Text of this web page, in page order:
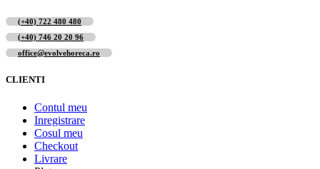
(+40) 722 480 480
(+40) 746 20 20 96
office@evolvehoreca.ro
CLIENTI
Contul meu
Inregistrare
Cosul meu
Checkout
Livrare